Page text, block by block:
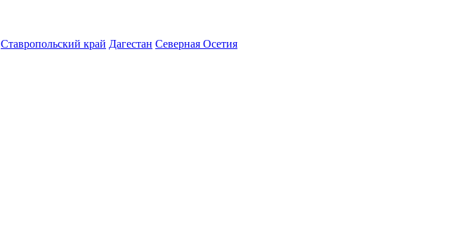
Ставропольский край Дагестан Северная Осетия